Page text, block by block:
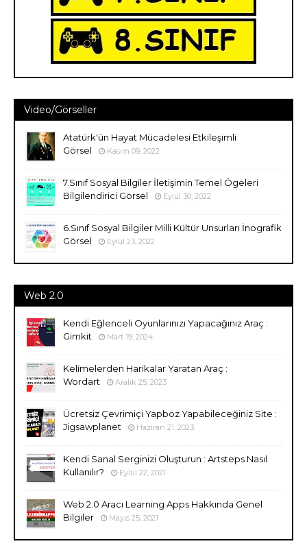
Video/Görseller
Atatürk'ün Hayat Mücadelesi Etkileşimli
Görsel
Kasım 09, 2022
7.Sınıf Sosyal Bilgiler İletişimin Temel Ögeleri
Bilgilendirici Görsel
Eylül 30, 2022
6.Sınıf Sosyal Bilgiler Milli Kültür Unsurları İnografik
Görsel
Eylül 23, 2022
Web 2.0
Kendi Eğlenceli Oyunlarınızı Yapacağınız Araç :
Gimkit
Mart 19, 2024
Kelimelerden Harikalar Yaratan Araç :
Wordart
Aralık 25, 2023
Ücretsiz Çevrimiçi Yapboz Yapabileceğiniz Site :
Jigsawplanet
Haziran 21, 2023
Kendi Sanal Serginizi Oluşturun : Artsteps Nasıl
Kullanılır?
Eylül 22, 2021
Web 2.0 Aracı Learning Apps Hakkında Genel
Bilgiler
Mayıs 25, 2021